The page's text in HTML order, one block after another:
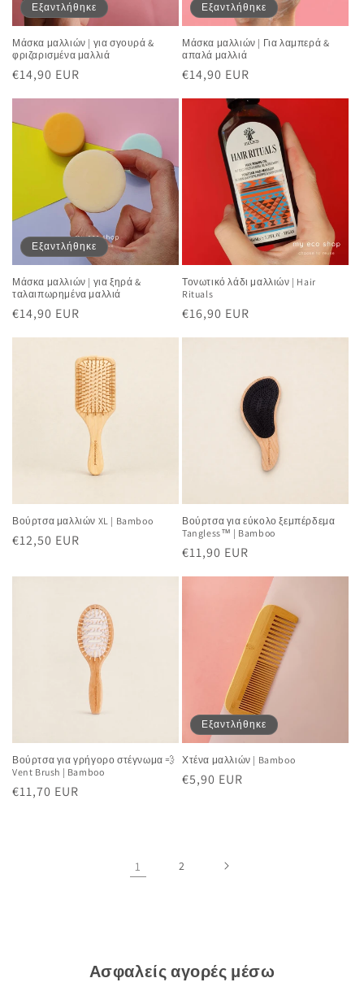
Εξαντλήθηκε
Μάσκα μαλλιών | για σγουρά &
φριζαρισμένα μαλλιά
Κανονική
€14,90 EUR
Εξαντλήθηκε
Μάσκα μαλλιών | Για λαμπερά &
απαλά μαλλιά
Κανονική
€14,90 EUR
Εξαντλήθηκε
Μάσκα μαλλιών | για ξηρά &
ταλαιπωρημένα μαλλιά
Κανονική
€14,90 EUR
Τονωτικό λάδι μαλλιών | Hair
Rituals
Κανονική
€16,90 EUR
Βούρτσα μαλλιών XL | Bamboo
Κανονική
€12,50 EUR
Βούρτσα για εύκολο ξεμπέρδεμα
Tangless™ | Bamboo
Κανονική
€11,90 EUR
Βούρτσα για γρήγορο στέγνωμα 💨
Vent Brush | Bamboo
Κανονική
€11,70 EUR
Εξαντλήθηκε
Χτένα μαλλιών | Bamboo
Κανονική
€5,90 EUR
1 2
Ασφαλείς αγορές μέσω